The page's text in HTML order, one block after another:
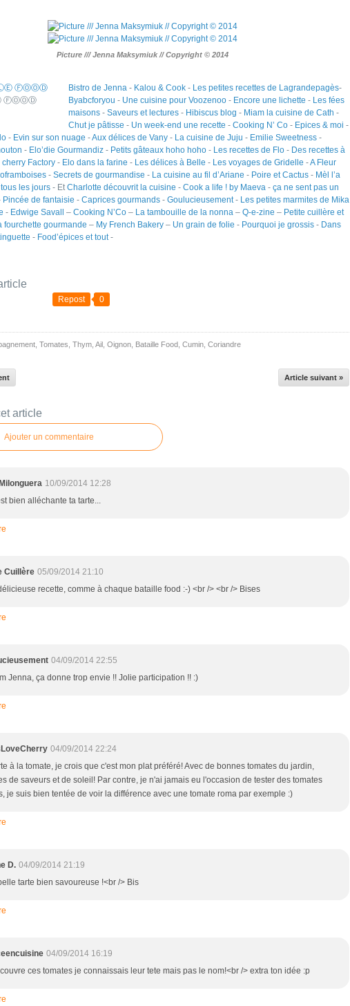
Picture /// Jenna Maksymiuk // Copyright © 2014
ⒻⓄⓄⒹ
Bistro de Jenna - Kalou & Cook - Les petites recettes de Lagrandepagès-
Byabcforyou - Une cuisine pour Voozenoo - Encore une lichette - Les fées
maisons - Saveurs et lectures - Hibiscus blog - Miam la cuisine de Cath -
Chut je pâtisse - Un week-end une recette - Cooking N’ Co - Epices & moi -
- Evin sur son nuage -Aux délices de Vany - La cuisine de Juju - Emilie Sweetness -
- Elo’die Gourmandiz - Petits gâteaux hoho hoho - Les recettes de Flo - Des recettes à
cherry Factory - Elo dans la farine - Les délices à Belle - Les voyages de Gridelle -A Fleur
- Secrets de gourmandise - La cuisine au fil d’Ariane - Poire et Cactus - Mèl l’a
les jours - EtCharlotte découvrit la cuisine - Cook a life ! by Maeva - ça ne sent pas un
Pincée de fantaisie - Caprices gourmands - Goulucieusement- Les petites marmites de Mika
- Edwige Savall – Cooking N’Co – La tambouille de la nonna – Q-e-zine – Petite cuillère et
fourchette gourmande – My French Bakery – Un grain de folie - Pourquoi je grossis - Dans
- Food’épices et tout-
Repost 0
Tomates Thym Ail Oignon Bataille Food Cumin Coriandre
Article suivant »
article
Ajouter un commentaire
10/09/2014 12:28
bien alléchante ta tarte...
Cuillère 05/09/2014 21:10
recette, comme à chaque bataille food :-) <br /> <br /> Bises
04/09/2014 22:55
Jenna, ça donne trop envie !! Jolie participation !! :)
04/09/2014 22:24
à la tomate, je crois que c'est mon plat préféré! Avec de bonnes tomates du jardin,
de saveurs et de soleil! Par contre, je n'ai jamais eu l'occasion de tester des tomates
je suis bien tentée de voir la différence avec une tomate roma par exemple :)
D. 04/09/2014 21:19
tarte bien savoureuse !<br /> Bis
04/09/2014 16:19
ces tomates je connaissais leur tete mais pas le nom!<br /> extra ton idée :p